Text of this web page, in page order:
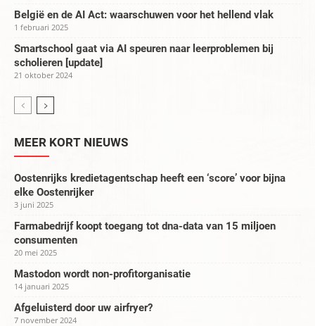
België en de AI Act: waarschuwen voor het hellend vlak
1 februari 2025
Smartschool gaat via AI speuren naar leerproblemen bij
scholieren [update]
21 oktober 2024
MEER KORT NIEUWS
Oostenrijks kredietagentschap heeft een ‘score’ voor bijna
elke Oostenrijker
3 juni 2025
Farmabedrijf koopt toegang tot dna-data van 15 miljoen
consumenten
20 mei 2025
Mastodon wordt non-profitorganisatie
14 januari 2025
Afgeluisterd door uw airfryer?
7 november 2024